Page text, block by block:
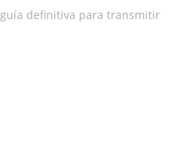
guía definitiva para transmitir